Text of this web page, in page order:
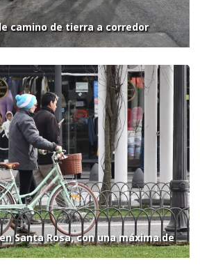
camino de tierra a corredor
Santa Rosa, con una máxima de